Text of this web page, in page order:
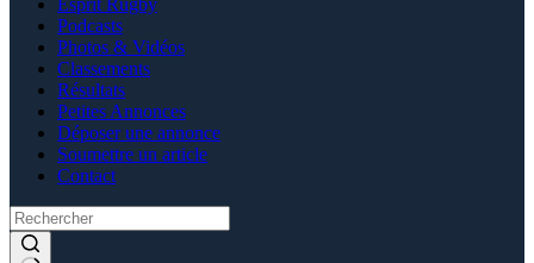
Esprit Rugby
Podcasts
Photos & Vidéos
Classements
Résultats
Petites Annonces
Déposer une annonce
Soumettre un article
Contact